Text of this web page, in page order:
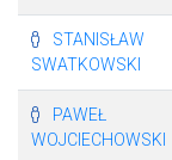
STANISŁAW
SWATKOWSKI
PAWEŁ
WOJCIECHOWSKI